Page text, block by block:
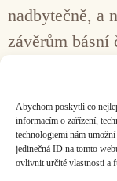
Abychom poskytli co
informacím o zařízení,
technologiemi nám
jedinečná ID na tomto
ovlivnit určité vlastnosti a
nadbytečně, a
závěrům
písně, který
repertoáru
hlas a spolu s
kánon, opět